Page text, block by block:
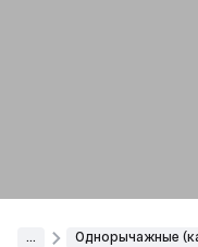
... Однорычажные